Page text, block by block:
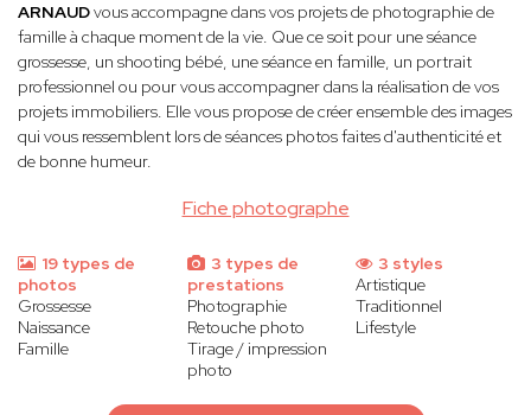
Fiche photographe
ARNAUDvous accompagne dans vos projets de photographie de
famille à chaque moment de la vie. Que ce soit pour une séance
grossesse, un shooting bébé, une séance en famille, un portrait
professionnel ou pour vous accompagner dans la réalisation de vos
projets immobiliers. Elle vous propose de créer ensemble des images
qui vous ressemblent lors de séances photos faites d'authenticité et
de bonne humeur.
19 types de
photos
Grossesse
Naissance
Famille
3 types de
prestations
Photographie
Retouche photo
Tirage / impression
photo
3 styles
Artistique
Traditionnel
Lifestyle